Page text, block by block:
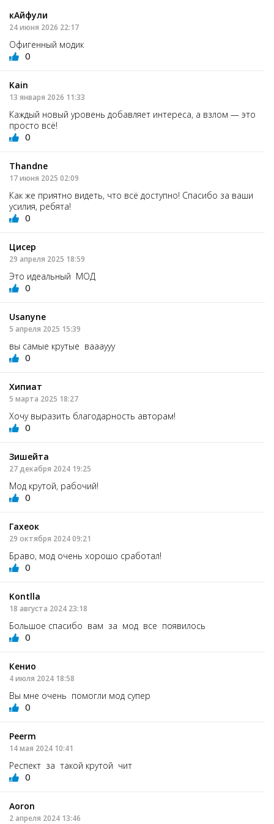
кАйфули
24 июня 2026 22:17
Офигенный модик
0
Kain
13 января 2026 11:33
Каждый новый уровень добавляет интереса, а взлом — это
просто всё!
0
Thandne
17 июня 2025 02:09
Как же приятно видеть, что всё доступно! Спасибо за ваши
усилия, ребята!
0
Цисер
29 апреля 2025 18:59
Это идеальный МОД
0
Usanyne
5 апреля 2025 15:39
вы самые крутые ваааууу
0
Хипиат
5 марта 2025 18:27
Хочу выразить благодарность авторам!
0
Зишейта
27 декабря 2024 19:25
Мод крутой, рабочий!
0
Гахеок
29 октября 2024 09:21
Браво, мод очень хорошо сработал!
0
Kontlla
18 августа 2024 23:18
Большое спасибо вам за мод все появилось
0
Кенио
4 июля 2024 18:58
Вы мне очень помогли мод супер
0
Peerm
14 мая 2024 10:41
Респект за такой крутой чит
0
Aoron
2 апреля 2024 13:46